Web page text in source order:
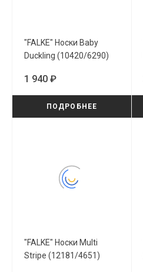
"FALKE" Носки Baby
Duckling (10420/6290)
1 940 ₽
ПОДРОБНЕЕ
"FALKE" Носки Multi
Stripe (12181/4651)